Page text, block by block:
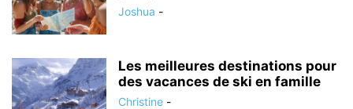
Joshua -
Les meilleures destinations pour
des vacances de ski en famille
Christine -